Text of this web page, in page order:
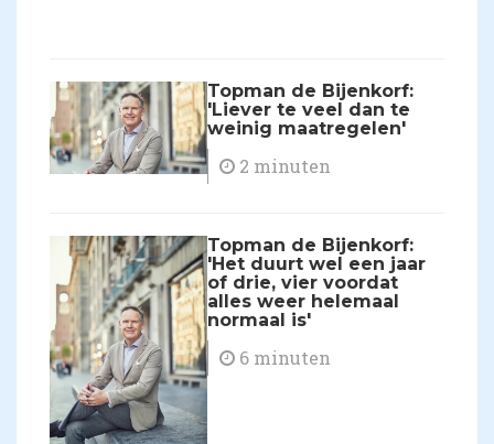
Topman de Bijenkorf:
'Liever te veel dan te
weinig maatregelen'
2 minuten
Topman de Bijenkorf:
'Het duurt wel een jaar
of drie, vier voordat
alles weer helemaal
normaal is'
6 minuten